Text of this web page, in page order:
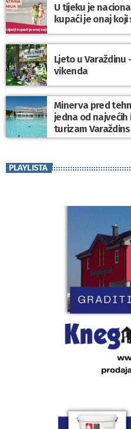
U tijeku je
kupaći je onaj koji
Ljeto u
vikenda
Minerva pred
jedna od
turizam
PLAYLISTA